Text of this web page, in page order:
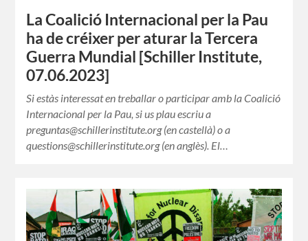
La Coalició Internacional per la Pau
ha de créixer per aturar la Tercera
Guerra Mundial [Schiller Institute,
07.06.2023]
Si estàs interessat en treballar o participar amb la Coalició
Internacional per la Pau, si us plau escriu a
preguntas@schillerinstitute.org (en castellà) o a
questions@schillerinstitute.org (en anglès). El…